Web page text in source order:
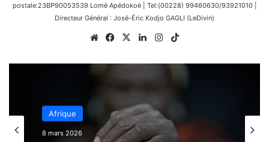
postale:23BP90053539 Lomé Apédokoè | Tel:(00228) 99460630/93921010 |
Directeur Général : José-Éric Kodjo GAGLI (LeDivin)
WebsiteFacebook
X LinkedinInstagram
Afrique
8 mars 2026